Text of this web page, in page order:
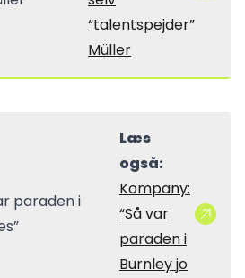
“talentspejder”
Müller
Læs
også:
Kompany:
“Så var
paraden i
Burnley jo